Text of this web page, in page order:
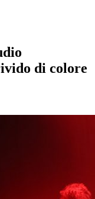
di colore